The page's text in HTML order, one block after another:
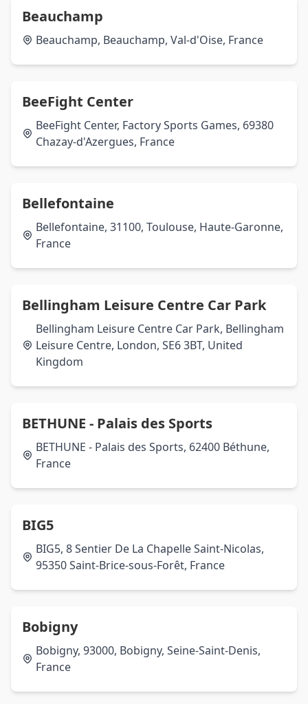
Beauchamp
Beauchamp, Beauchamp, Val-d'Oise, France
BeeFight Center
BeeFight Center, Factory Sports Games, 69380
Chazay-d'Azergues, France
Bellefontaine
Bellefontaine, 31100, Toulouse, Haute-Garonne,
France
Bellingham Leisure Centre Car Park
Bellingham Leisure Centre Car Park, Bellingham
Leisure Centre, London, SE6 3BT, United
Kingdom
BETHUNE - Palais des Sports
BETHUNE - Palais des Sports, 62400 Béthune,
France
BIG5
BIG5, 8 Sentier De La Chapelle Saint-Nicolas,
95350 Saint-Brice-sous-Forêt, France
Bobigny
Bobigny, 93000, Bobigny, Seine-Saint-Denis,
France